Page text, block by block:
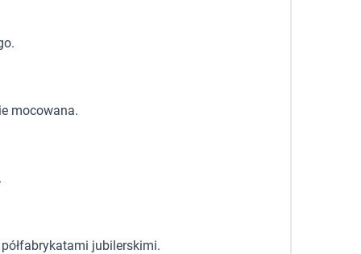
mocowana.
jubilerskimi.